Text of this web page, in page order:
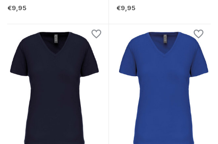
€9,95 €9,95